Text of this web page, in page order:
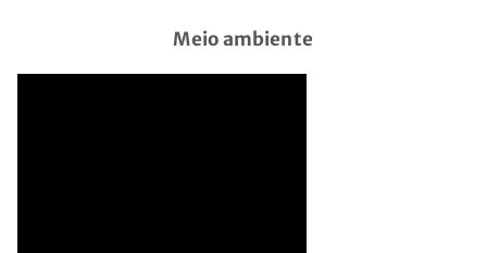
Meio ambiente